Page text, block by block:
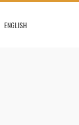
ENGLISH